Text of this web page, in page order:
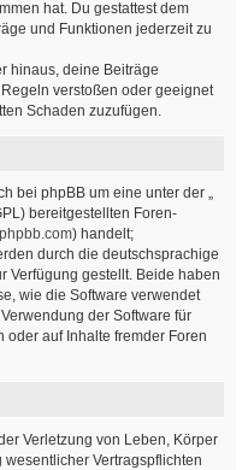
hat. Du gestattest dem
und Funktionen jederzeit zu
hinaus, deine Beiträge
verstoßen oder geeignet
Schaden zuzufügen.
bei phpBB um eine unter der „
bereitgestellten Foren-
) handelt;
durch die deutschsprachige
Verfügung gestellt. Beide haben
wie die Software verwendet
der Software für
oder auf Inhalte fremder Foren
Verletzung von Leben, Körper
Vertragspflichten